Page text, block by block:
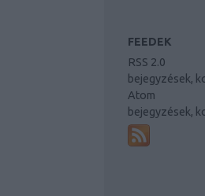
FEEDEK
RSS 2.0
bejegyzések,
Atom
bejegyzések,